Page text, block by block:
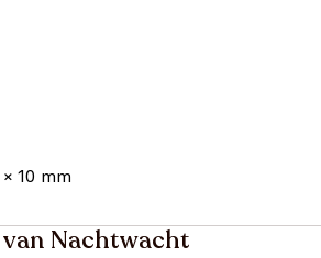
10 mm
van Nachtwacht